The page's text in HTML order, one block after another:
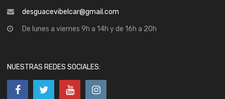
desguacevibelcar@gmail.com
De lunes a viernes 9h a 14h y de 16h a 20h
NUESTRAS REDES SOCIALES: